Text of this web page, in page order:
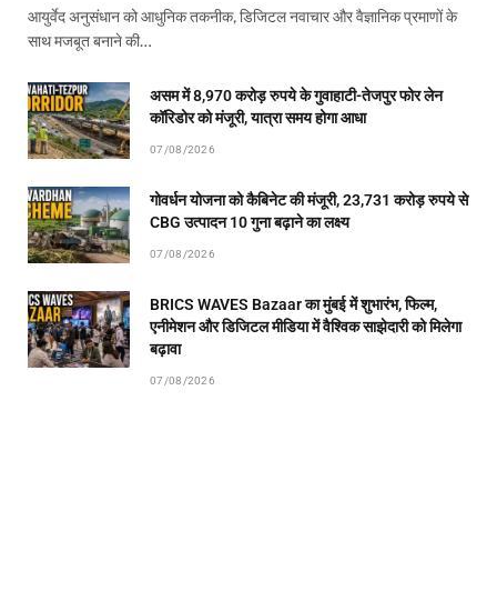
आयुर्वेद अनुसंधान को आधुनिक तकनीक, डिजिटल नवाचार और वैज्ञानिक प्रमाणों के
साथ मजबूत बनाने की…
असम में 8,970 करोड़ रुपये के गुवाहाटी-तेजपुर फोर लेन
कॉरिडोर को मंजूरी, यात्रा समय होगा आधा
07/08/2026
गोवर्धन योजना को कैबिनेट की मंजूरी, 23,731 करोड़ रुपये से
CBG उत्पादन 10 गुना बढ़ाने का लक्ष्य
07/08/2026
BRICS WAVES Bazaar का मुंबई में शुभारंभ, फिल्म,
एनीमेशन और डिजिटल मीडिया में वैश्विक साझेदारी को मिलेगा
बढ़ावा
07/08/2026